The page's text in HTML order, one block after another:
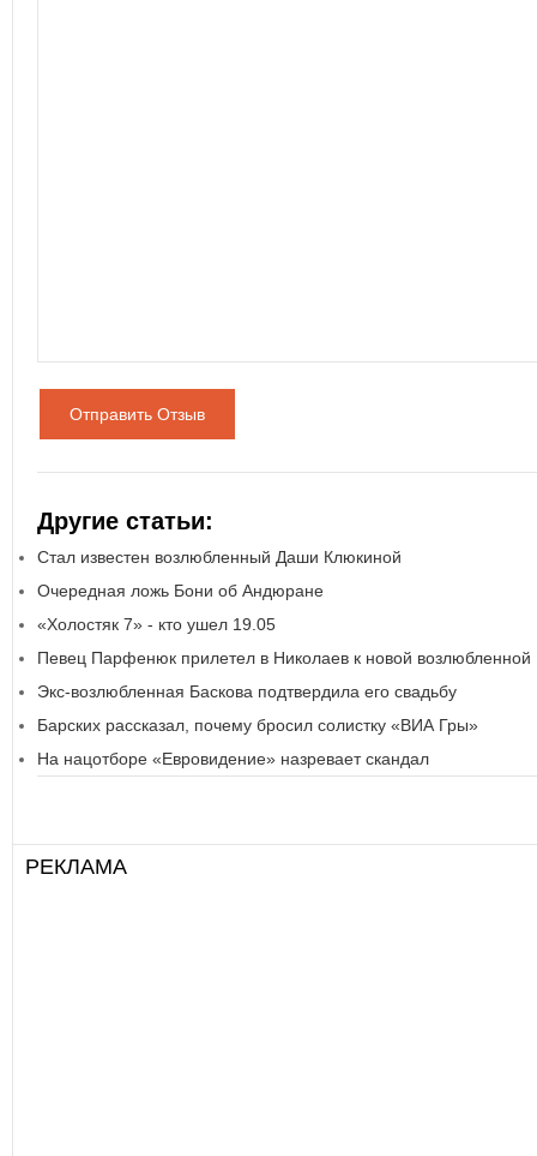
Отправить Отзыв
Другие статьи:
Стал известен возлюбленный Даши Клюкиной
Очередная ложь Бони об Андюране
«Холостяк 7» - кто ушел 19.05
Певец Парфенюк прилетел в Николаев к новой возлюбленной
Экс-возлюбленная Баскова подтвердила его свадьбу
Барских рассказал, почему бросил солистку «ВИА Гры»
На нацотборе «Евровидение» назревает скандал
РЕКЛАМА